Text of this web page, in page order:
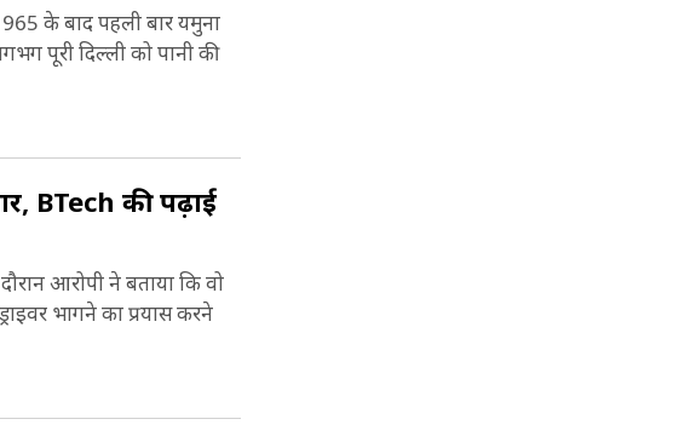
के बाद पहली बार यमुना
पूरी दिल्ली को पानी की
BTech की पढ़ाई
आरोपी ने बताया कि वो
भागने का प्रयास करने